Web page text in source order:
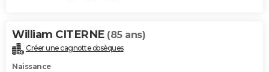
William CITERNE (85 ans)
Créer une cagnotte obsèques
Naissance